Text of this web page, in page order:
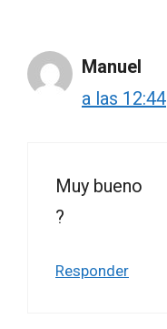
Manuel
a las 12:44
Muy bueno
?
Responder